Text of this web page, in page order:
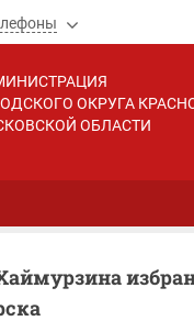
ОКРУГА
ОБЛАСТИ